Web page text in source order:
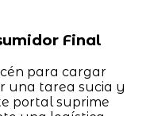
Final
para cargar
una tarea sucia y
portal suprime